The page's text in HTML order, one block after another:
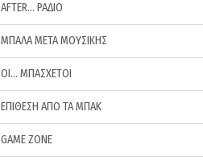
AFTER… ΡΑΔΙΟ
ΜΠΑΛΑ ΜΕΤΑ ΜΟΥΣΙΚΗΣ
ΟΙ… ΜΠΑΣΧΕΤΟΙ
ΕΠΙΘΕΣΗ ΑΠΟ ΤΑ ΜΠΑΚ
GAME ZONE